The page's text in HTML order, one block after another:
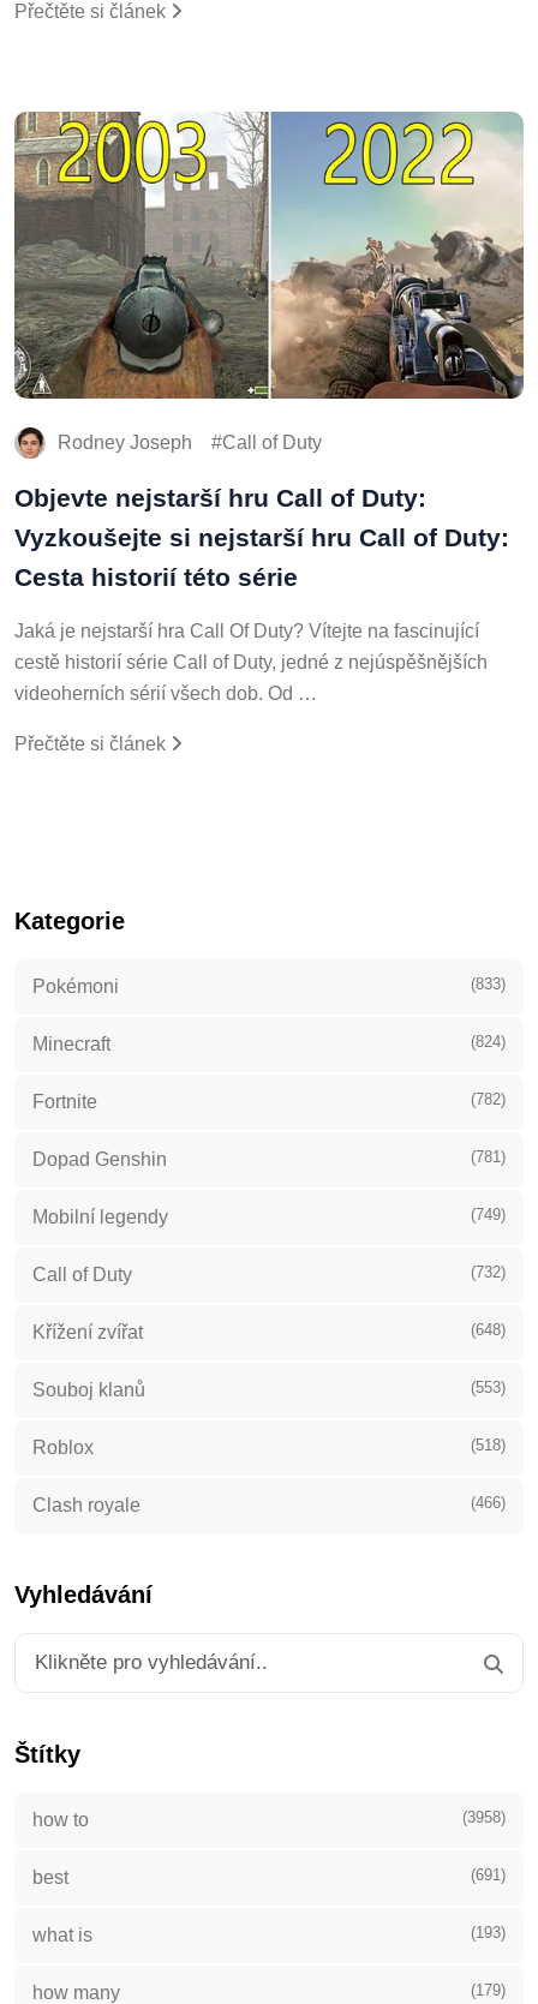
Přečtěte si článek
Rodney Joseph Call of Duty
Objevte nejstarší hru Call of Duty:
Vyzkoušejte si nejstarší hru Call of Duty:
Cesta historií této série
Jaká je nejstarší hra Call Of Duty? Vítejte na fascinující
cestě historií série Call of Duty, jedné z nejúspěšnějších
videoherních sérií všech dob. Od …
Přečtěte si článek
Kategorie
Pokémoni (833)
Minecraft (824)
Fortnite (782)
Dopad Genshin (781)
Mobilní legendy (749)
Call of Duty (732)
Křížení zvířat (648)
Souboj klanů (553)
Roblox (518)
Clash royale (466)
Vyhledávání
Štítky
how to (3958)
best (691)
what is (193)
how many (179)